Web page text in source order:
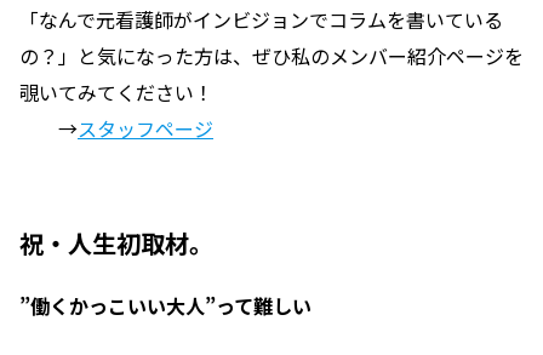
「なんで元看護師がインビジョンでコラムを書いている
の？」と気になった方は、ぜひ私のメンバー紹介ページを
覗いてみてください！
→スタッフページ
祝・人生初取材。
”働くかっこいい大人”って難しい